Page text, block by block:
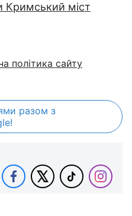
Кримський міст
політика сайту
разом з